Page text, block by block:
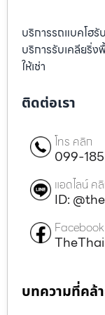
บริการรถแบคโฮรั
บริการรับเคลียริ่
ให้เช่า
ติดต่อเรา
โทร คลิก
099-
แอดไลน์ ค
ID:
บทความที่คล้